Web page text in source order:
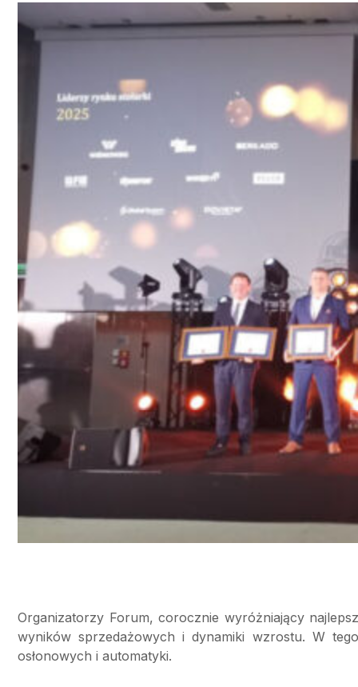
Organizatorzy Forum, corocznie wyróżniający
wyników sprzedażowych i dynamiki wzrostu. W
osłonowych i automatyki.